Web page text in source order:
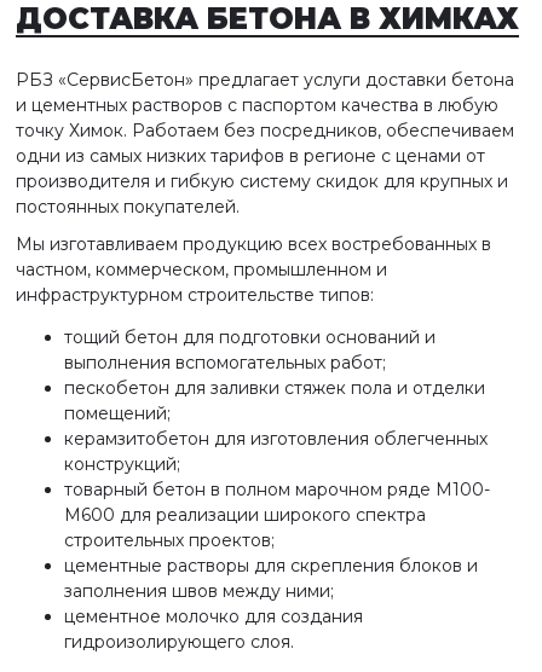
ДОСТАВКА БЕТОНАВ ХИМКАХ
РБЗ «СервисБетон» предлагает услуги доставки бетона
и цементных растворов с паспортом качества в любую
точку Химок. Работаем без посредников, обеспечиваем
одни из самых низких тарифов в регионе с ценами от
производителя и гибкую систему скидок для крупных и
постоянных покупателей.
Мы изготавливаем продукцию всех востребованных в
частном, коммерческом, промышленном и
инфраструктурном строительстве типов:
тощий бетон для подготовки оснований и
выполнения вспомогательных работ;
пескобетон для заливки стяжек пола и отделки
помещений;
керамзитобетон для изготовления облегченных
конструкций;
товарный бетон в полном марочном ряде М100-
М600 для реализации широкого спектра
строительных проектов;
цементные растворы для скрепления блоков и
заполнения швов между ними;
цементное молочко для создания
гидроизолирующего слоя.